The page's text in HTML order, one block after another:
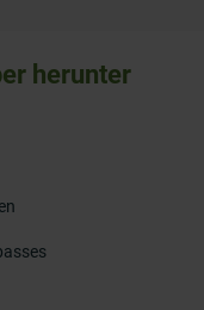
herunter